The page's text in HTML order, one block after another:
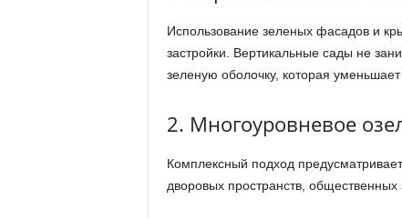
Использование зеленых фасадов и
застройки. Вертикальные сады не
зеленую оболочку, которая
2. Многоуровневое
Комплексный подход
дворовых пространств, общественных